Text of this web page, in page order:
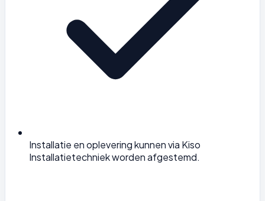
Installatie en oplevering kunnen via Kiso
Installatietechniek worden afgestemd.